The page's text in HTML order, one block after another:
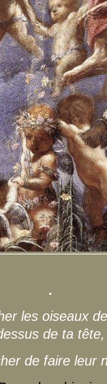
.
les oiseaux
de ta tête,
de faire leur